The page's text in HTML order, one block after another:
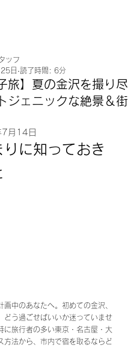
旅】夏の金沢を撮り尽
ジェニックな絶景＆街
ッフ
日 読了時間: 6分
月14日
りに知っておき
画中のあなたへ。初めての金沢、
どう過ごせばいいか迷っていませ
に旅行者の多い東京・名古屋・大
方法から、市内で宿を取るならど